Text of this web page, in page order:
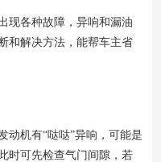
现各种故障，异响和漏油
和解决方法，能帮车主省
动机有“哒哒”异响，可能是
时可先检查气门间隙，若